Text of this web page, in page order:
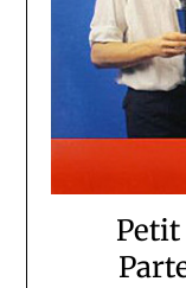
Petit